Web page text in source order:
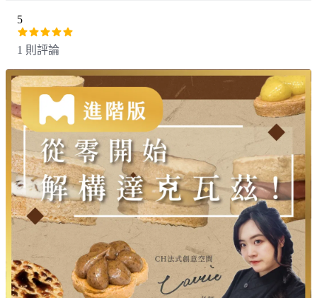
5
1 則評論